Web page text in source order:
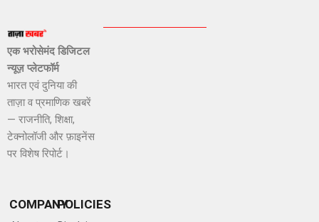
एक भरोसेमंद डिजिटल
न्यूज़ प्लेटफॉर्म
भारत एवं दुनिया की
ताज़ा व प्रमाणिक खबरें
— राजनीति, शिक्षा,
टेक्नोलॉजी और फ़ाइनेंस
पर विशेष रिपोर्ट।
COMPANYPOLICIES